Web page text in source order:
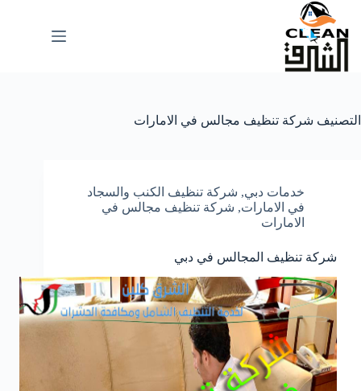
التجاوز
المحتوى
التصنيف شركة تنظيف مجالس في الامارات
خدمات دبي, شركة تنظيف الكنب والسجاد
في الامارات, شركة تنظيف مجالس في
الامارات
شركة تنظيف المجالس في دبي